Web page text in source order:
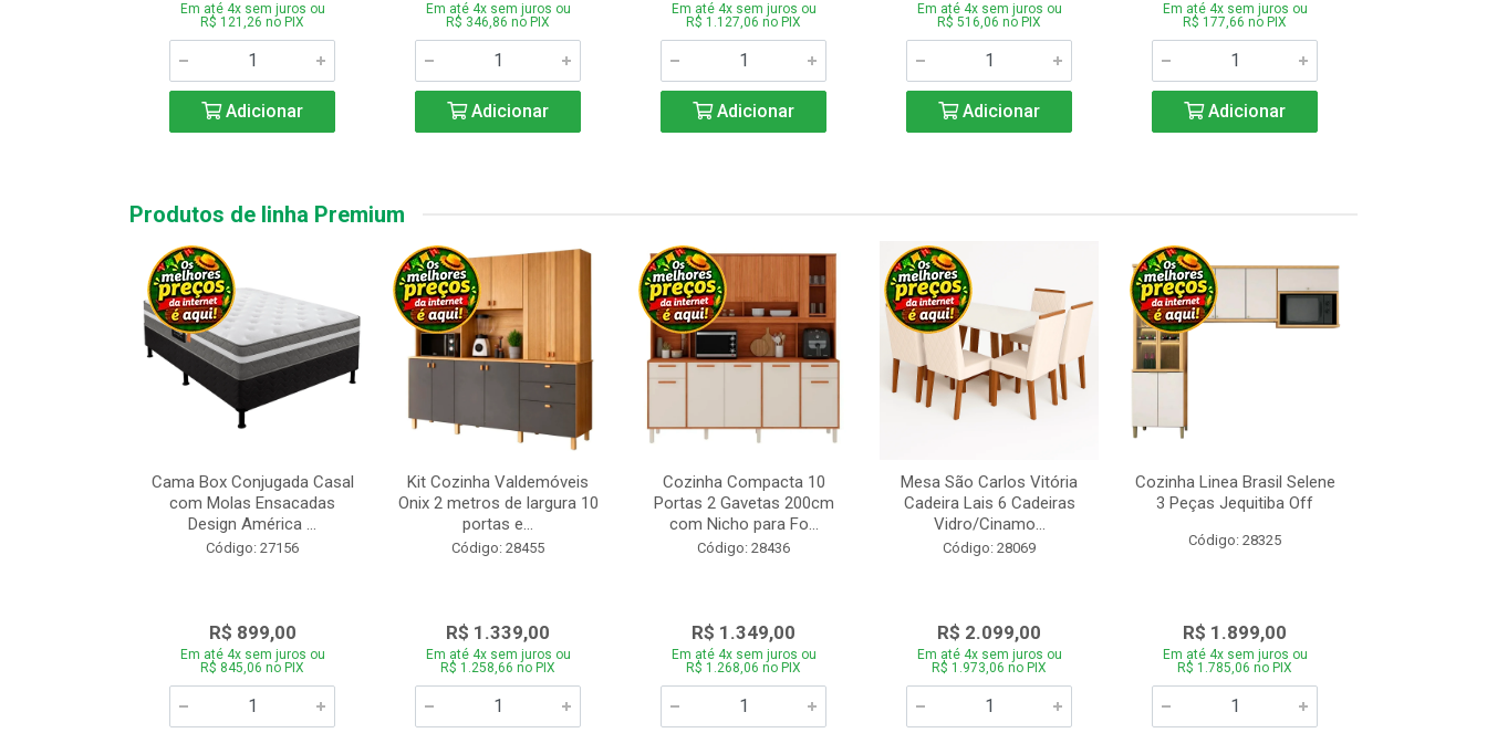
Em até 4x sem juros ou
R$ 121,26 no PIX
Adicionar
Em até 4x sem juros ou
R$ 346,86 no PIX
Adicionar
Em até 4x sem juros ou
R$ 1.127,06 no PIX
Adicionar
Em até 4x sem juros ou
R$ 516,06 no PIX
Adicionar
Em até 4x sem juros ou
R$ 177,66 no PIX
Adicionar
Produtos de linha Premium
Cama Box Conjugada Casal
com Molas Ensacadas
Design América ...
Código: 27156
R$ 899,00
Em até 4x sem juros ou
R$ 845,06 no PIX
Kit Cozinha Valdemóveis
Onix 2 metros de largura 10
portas e...
Código: 28455
R$ 1.339,00
Em até 4x sem juros ou
R$ 1.258,66 no PIX
Cozinha Compacta 10
Portas 2 Gavetas 200cm
com Nicho para Fo...
Código: 28436
R$ 1.349,00
Em até 4x sem juros ou
R$ 1.268,06 no PIX
Mesa São Carlos Vitória
Cadeira Lais 6 Cadeiras
Vidro/Cinamo...
Código: 28069
R$ 2.099,00
Em até 4x sem juros ou
R$ 1.973,06 no PIX
Cozinha Linea Brasil Selene
3 Peças Jequitiba Off
Código: 28325
R$ 1.899,00
Em até 4x sem juros ou
R$ 1.785,06 no PIX